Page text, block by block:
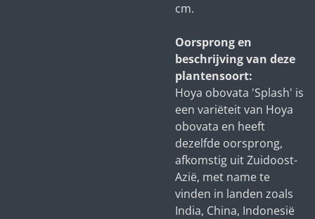
cm.
Oorsprong en
beschrijving van deze
plantensoort:
Hoya obovata 'Splash' is
een variëteit van Hoya
obovata en heeft
dezelfde oorsprong,
afkomstig uit Zuidoost-
Azië, met name te
vinden in landen zoals
India, China, Indonesië